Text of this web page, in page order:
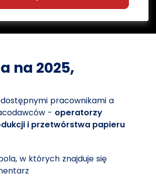
na 2025,
pracownikami a
- operatorzy
i przetwórstwa papieru
w których znajduje się